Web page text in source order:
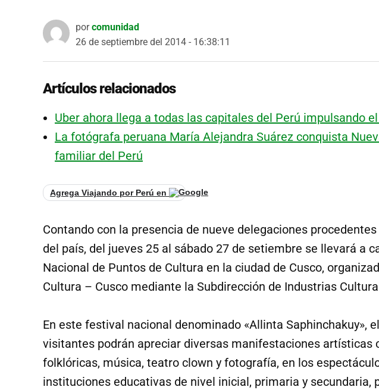
por comunidad
26 de septiembre del 2014 - 16:38:11
Artículos relacionados
Uber ahora llega a todas las capitales del Perú impulsando
La fotógrafa peruana María Alejandra Suárez conquista
familiar del Perú
Agrega Viajando por Perú en
Contando con la presencia de nueve delegaciones
del país, del jueves 25 al sábado 27 de setiembre se llevará a
Nacional de Puntos de Cultura en la ciudad de Cusco,
Cultura – Cusco mediante la Subdirección de Industrias
En este festival nacional denominado «Allinta Saphinchakuy»,
visitantes podrán apreciar diversas manifestaciones artísticas
folklóricas, música, teatro clown y fotografía, en los
instituciones educativas de nivel inicial, primaria y secundaria,